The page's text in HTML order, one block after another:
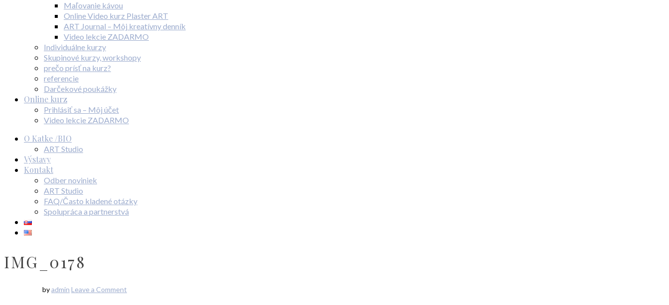
Maľovanie kávou
Online Video kurz Plaster ART
ART Journal – Môj kreatívny denník
Video lekcie ZADARMO
Individuálne kurzy
Skupinové kurzy, workshopy
prečo prísť na kurz?
referencie
Darčekové poukážky
Online kurz
Prihlásiť sa – Môj účet
Video lekcie ZADARMO
O Katke /BIO
ART Studio
Výstavy
Kontakt
Odber noviniek
ART Studio
FAQ/Často kladené otázky
Spolupráca a partnerstvá
IMG_0178
byadmin Leave a Comment